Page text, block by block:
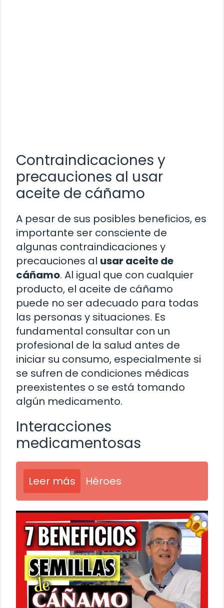
Contraindicaciones y
precauciones al usar
aceite de cáñamo
A pesar de sus posibles beneficios, es
importante ser consciente de
algunas contraindicaciones y
precauciones al usar aceite de
cáñamo. Al igual que con cualquier
producto, el aceite de cáñamo
puede no ser adecuado para todas
las personas y situaciones. Es
fundamental consultar con un
profesional de la salud antes de
iniciar su consumo, especialmente si
se sufren de condiciones médicas
preexistentes o se está tomando
algún medicamento.
Interacciones
medicamentosas
Leer más Héroes